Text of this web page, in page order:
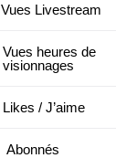
Vues Livestream
Vues heures de
visionnages
Likes / J’aime
Abonnés